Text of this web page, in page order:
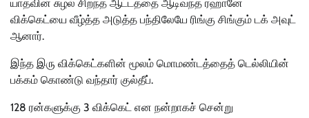
யாதவின் சுழல் சிறந்த ஆட்டத்தை ஆடிவந்த ரஹானே
விக்கெட்யை வீழ்த்த அடுத்த பந்திலேயே ரிங்கு சிங்கும் டக் அவுட்
ஆனார்.
இந்த இரு விக்கெட்களின் மூலம் மொமண்டத்தைத் டெல்லியின்
பக்கம் கொண்டு வந்தார் குல்தீப்.
128 ரன்களுக்கு 3 விக்கெட் என நன்றாகச் சென்று